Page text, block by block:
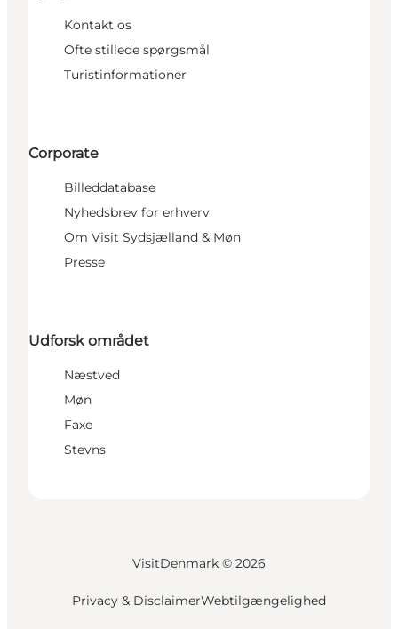
Kontakt os
Ofte stillede spørgsmål
Turistinformationer
Corporate
Billeddatabase
Nyhedsbrev for erhverv
Om Visit Sydsjælland & Møn
Presse
Udforsk området
Næstved
Møn
Faxe
Stevns
VisitDenmark © 2026
Privacy & DisclaimerWebtilgængelighed